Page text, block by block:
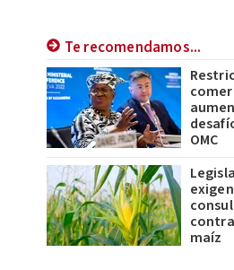
Te recomendamos...
OMC
maíz